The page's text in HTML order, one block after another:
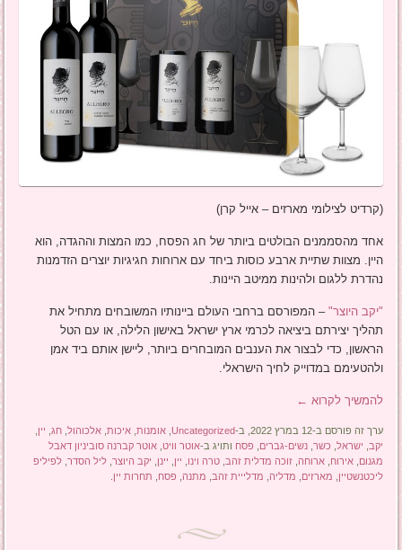
(קרדיט לצילומי מארזים – אייל קרן)
אחד מהסממנים הבולטים ביותר של חג הפסח, כמו המצות וההגדה, הוא
היין. מצוות שתיית ארבע כוסות ביחד עם ארוחות חגיגיות יוצרים הזדמנות
נהדרת ללגום ולהינות ממיטב היינות.
"יקב היוצר" – המפורסם ברחבי העולם ביינותיו המשובחים מתחיל את
תהליך יצירתם ביציאה לכרמי ארץ ישראל באישון הלילה, או עם הטל
הראשון, כדי לבצור את הענבים המובחרים ביותר, ליישן אותם ביד אמן
ולהטעימם במדוייק לחיך הישראלי.
להמשיך לקרוא ←
ערך זה פורסם ב-12 במרץ 2022, ב- Uncategorized
,אומנות ,איכות ,אלכוהול ,חג יין
יקב ישראל כשר ,נשים-גברים פסח ותויג ב-אוטר וויט ,אוטר קברנה סוביניון דאבל
מגנום ,אירוח ,ארוחה ,זוכה מדלית זהב ,טרה וינו יין יינן יקב היוצר ,ליל הסדר ,לפיליפ
ליכטנשטיין
מארזים מדליה מדלייית זהב מתנה פסח תחרות יין